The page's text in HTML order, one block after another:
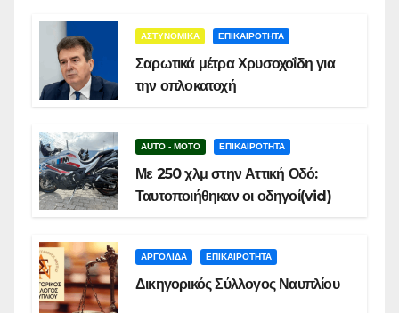
ΑΣΤΥΝΟΜΙΚΑ ΕΠΙΚΑΙΡΟΤΗΤΑ
Σαρωτικά μέτρα Χρυσοχοΐδη για
την οπλοκατοχή
AUTO - MOTO ΕΠΙΚΑΙΡΟΤΗΤΑ
Με 250 χλμ στην Αττική Οδό:
Ταυτοποιήθηκαν οι οδηγοί(vid)
ΑΡΓΟΛΙΔΑ ΕΠΙΚΑΙΡΟΤΗΤΑ
Δικηγορικός Σύλλογος Ναυπλίου